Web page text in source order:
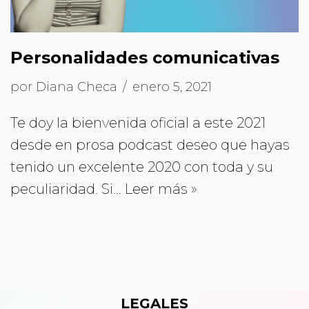
Personalidades comunicativas
por Diana Checa enero 5, 2021
Te doy la bienvenida oficial a este 2021
desde en prosa podcast deseo que hayas
tenido un excelente 2020 con toda y su
peculiaridad. Si… Leer más »
LEGALES